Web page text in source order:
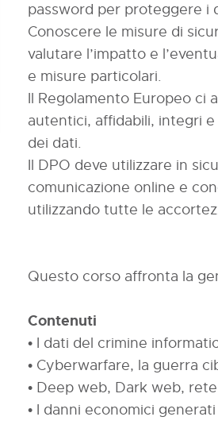
password per proteggere i
Conoscere le misure di
valutare l’impatto e
e misure particolari.
Il Regolamento Europeo ci
autentici, affidabili, integri
dei dati.
Il DPO deve utilizzare in
comunicazione online e
utilizzando tutte le
Questo corso affronta la
Contenuti
• I dati del crimine
• Cyberwarfare, la guerra
• Deep web, Dark web,
• I danni economici